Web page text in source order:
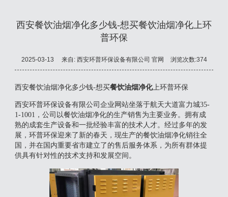
西安餐饮油烟净化多少钱-想买餐饮油烟净化上环
普环保
2025-03-13 来自: 西安环普环保设备有限公司 官网 浏览次数:374
西安餐饮油烟净化多少钱-想买餐饮油烟净化上环普环保
西安环普环保设备有限公司企业网站坐落于航天大道富力城35-
1-1001，公司以餐饮油烟净化的生产销售为主要业务。拥有成
熟的成套生产设备和一批经验丰富的技术人才。经过多年的发
展，环普环保迎来了新的春天，现生产的餐饮油烟净化销往全
国，并在国内重要省市建立了的售后服务体系，为所有群体提
供具有针对性的技术支持和发展空间。